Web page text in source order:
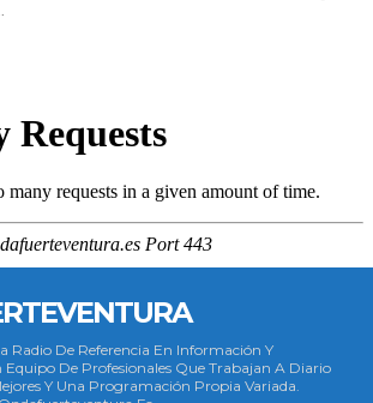
Radio De Referencia En Información Y
De Profesionales Que Trabajan A Diario
Y Una Programación Propia Variada.